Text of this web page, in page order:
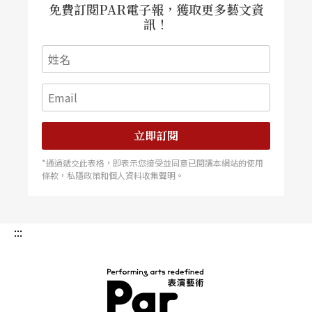
免費訂閱PAR電子報，獲取更多藝文資
訊！
立即訂閱
*通過遞交此表格，即表示您接受並同意已閱讀本網站的使用
條款，私隱政策和個人資料收集聲明。
:::